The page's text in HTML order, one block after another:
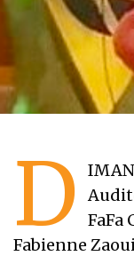
D
FaFa
Fabienne